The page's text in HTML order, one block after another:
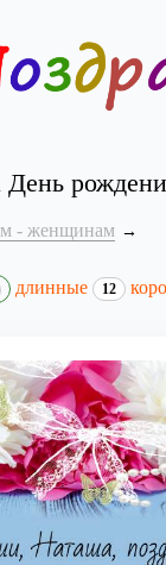
- женщинам
длинные 12